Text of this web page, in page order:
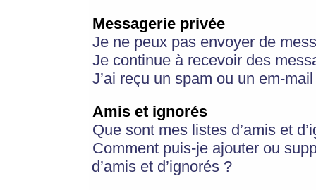
Messagerie privée
Je ne peux pas envoyer de
Je continue à recevoir des
J’ai reçu un spam ou un em-
Amis et ignorés
Que sont mes listes d’amis et
Comment puis-je ajouter ou
d’amis et d’ignorés ?